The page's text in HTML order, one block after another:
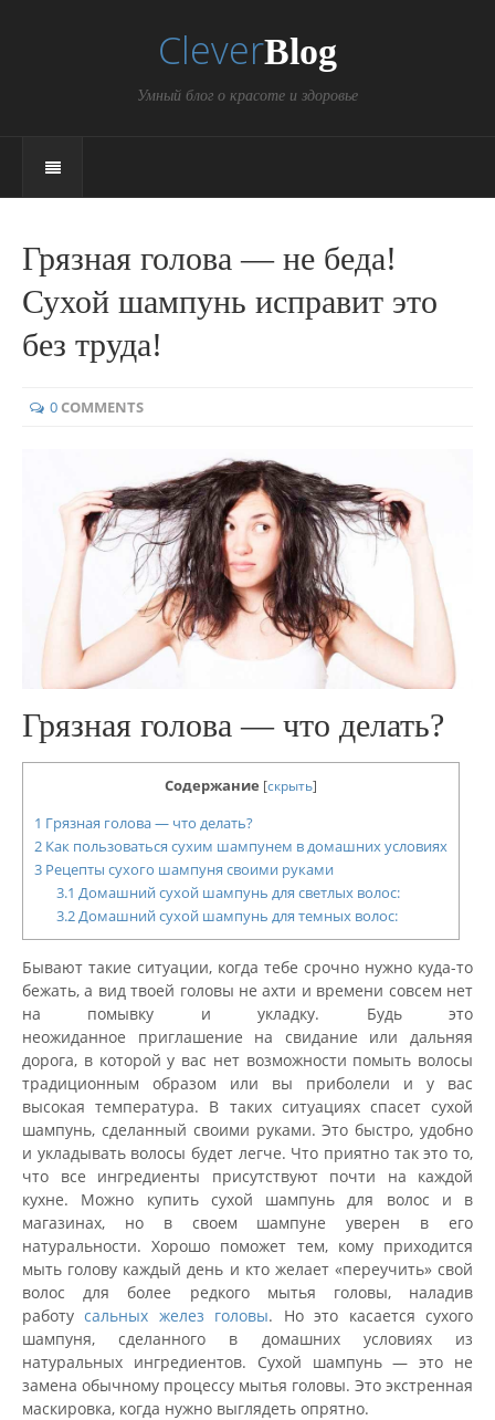
CleverBlog
Умный блог о красоте и здоровье
Грязная голова — не беда!
Сухой шампунь исправит это
без труда!
0 COMMENTS
Грязная голова — что делать?
Содержание [скрыть]
1 Грязная голова — что делать?
2 Как пользоваться сухим шампунем в домашних условиях
3 Рецепты сухого шампуня своими руками
3.1 Домашний сухой шампунь для светлых волос:
3.2Домашний сухой шампунь для темных волос:
Бывают такие ситуации, когда тебе срочно нужно куда-то
бежать, а вид твоей головы не ахти и времени совсем нет
на помывку и укладку. Будь это
неожиданное приглашение на свидание или дальняя
дорога, в которой у вас нет возможности помыть волосы
традиционным образом или вы приболели и у вас
высокая температура. В таких ситуациях спасет сухой
шампунь, сделанный своими руками. Это быстро, удобно
и укладывать волосы будет легче. Что приятно так это то,
что все ингредиенты присутствуют почти на каждой
кухне. Можно купить сухой шампунь для волос и в
магазинах, но в своем шампуне уверен в его
натуральности. Хорошо поможет тем, кому приходится
мыть голову каждый день и кто желает «переучить» свой
волос для более редкого мытья головы, наладив
работусальных желез головы. Но это касается сухого
шампуня, сделанного в домашних условиях из
натуральных ингредиентов. Сухой шампунь — это не
замена обычному процессу мытья головы. Это экстренная
маскировка, когда нужно выглядеть опрятно.